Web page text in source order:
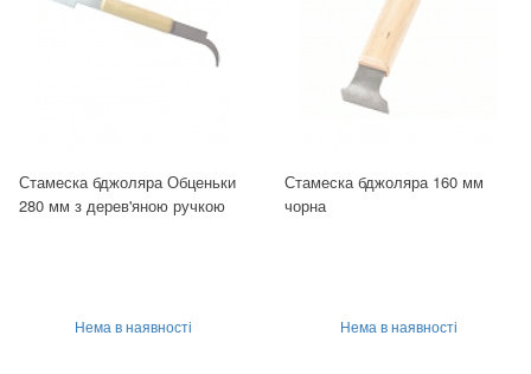
Стамеска бджоляра Обценьки
280 мм з дерев'яною ручкою
Нема в наявності
Стамеска бджоляра 160 мм
чорна
Нема в наявності